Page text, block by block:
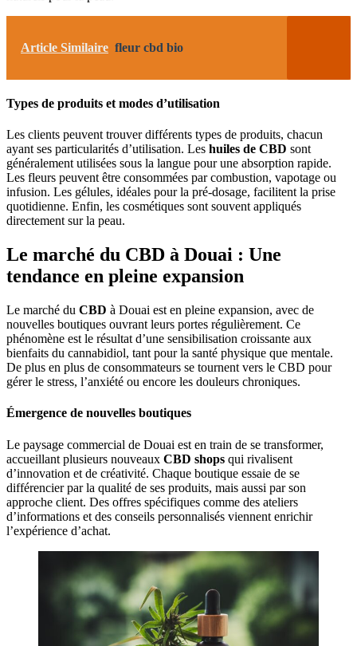
Article Similaire fleur cbd bio
Types de produits et modes d’utilisation
Les clients peuvent trouver différents types de produits, chacun
ayant ses particularités d’utilisation. Les huiles de CBD sont
généralement utilisées sous la langue pour une absorption rapide.
Les fleurs peuvent être consommées par combustion, vapotage ou
infusion. Les gélules, idéales pour la pré-dosage, facilitent la prise
quotidienne. Enfin, les cosmétiques sont souvent appliqués
directement sur la peau.
Le marché du CBD à Douai : Une
tendance en pleine expansion
Le marché du CBD à Douai est en pleine expansion, avec de
nouvelles boutiques ouvrant leurs portes régulièrement. Ce
phénomène est le résultat d’une sensibilisation croissante aux
bienfaits du cannabidiol, tant pour la santé physique que mentale.
De plus en plus de consommateurs se tournent vers le CBD pour
gérer le stress, l’anxiété ou encore les douleurs chroniques.
Émergence de nouvelles boutiques
Le paysage commercial de Douai est en train de se transformer,
accueillant plusieurs nouveaux CBD shops qui rivalisent
d’innovation et de créativité. Chaque boutique essaie de se
différencier par la qualité de ses produits, mais aussi par son
approche client. Des offres spécifiques comme des ateliers
d’informations et des conseils personnalisés viennent enrichir
l’expérience d’achat.